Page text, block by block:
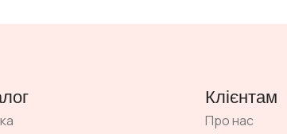
Клієнтам
Про нас